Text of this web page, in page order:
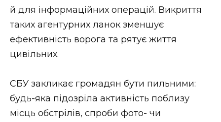
й для інформаційних операцій. Викриття
таких агентурних ланок зменшує
ефективність ворога та рятує життя
цивільних.
СБУ закликає громадян бути пильними:
будь-яка підозріла активність поблизу
місць обстрілів, спроби фото- чи